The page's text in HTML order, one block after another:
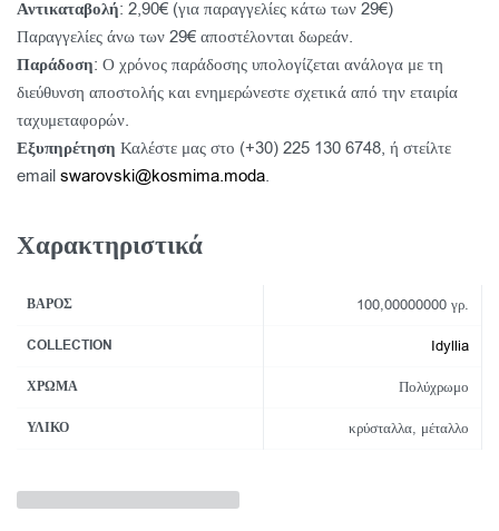
Αντικαταβολή: 2,90€ (για παραγγελίες κάτω των 29€)
Παραγγελίες άνω των 29€ αποστέλονται δωρεάν.
Παράδοση: Ο χρόνος παράδοσης υπολογίζεται ανάλογα με τη
διεύθυνση αποστολής και ενημερώνεστε σχετικά από την εταιρία
ταχυμεταφορών.
Εξυπηρέτηση Καλέστε μας στο (+30) 225 130 6748, ή στείλτε
email swarovski@kosmima.moda.
Χαρακτηριστικά
ΒΆΡΟΣ 100,00000000 γρ.
COLLECTION Idyllia
ΧΡΏΜΑ Πολύχρωμο
ΥΛΙΚΌ κρύσταλλα, μέταλλο